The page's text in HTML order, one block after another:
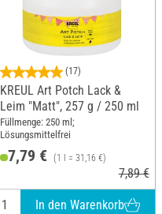
(17)
KREUL Art Potch Lack &
Leim "Matt", 257 g / 250 ml
Füllmenge: 250 ml;
Lösungsmittelfrei
7,79 € (1 l = 31,16 €)
7,89 €
In den Warenkorb